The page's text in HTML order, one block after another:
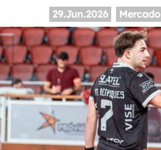
29.Jun.2026 Mercado